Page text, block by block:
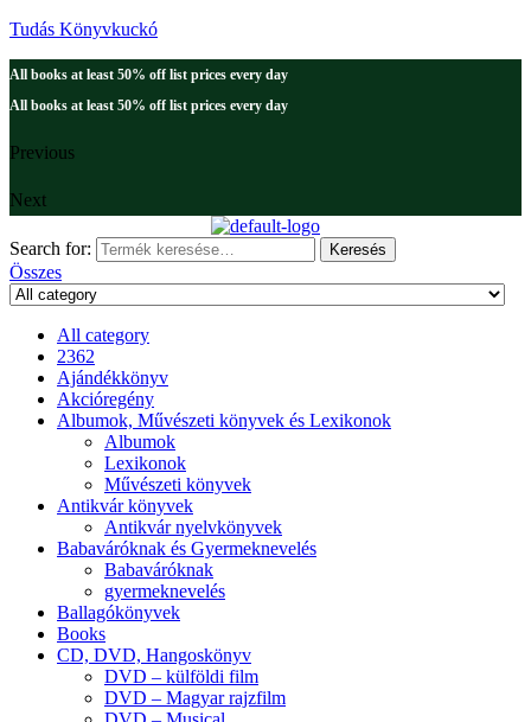
Tudás Könyvkuckó
All books at least 50% off list prices every day
All books at least 50% off list prices every day
Previous
Next
Search for: Keresés
Összes
All category
2362
Ajándékkönyv
Akcióregény
Albumok, Művészeti könyvek és Lexikonok
Albumok
Lexikonok
Művészeti könyvek
Antikvár könyvek
Antikvár nyelvkönyvek
Babaváróknak és Gyermeknevelés
Babaváróknak
gyermeknevelés
Ballagókönyvek
Books
CD, DVD, Hangoskönyv
DVD – külföldi film
DVD – Magyar rajzfilm